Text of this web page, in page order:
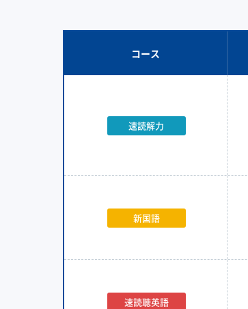
コース
速読解力
新国語
速読聴英語